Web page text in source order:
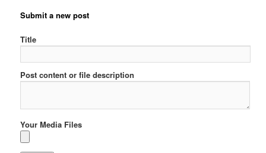
Submit a new post
Title
Post content or file description
Your Media Files